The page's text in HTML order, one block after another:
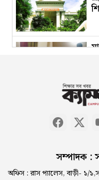
সম্পাদক :
অফিস : রাস প্যালেস, বাড়ী- ১/